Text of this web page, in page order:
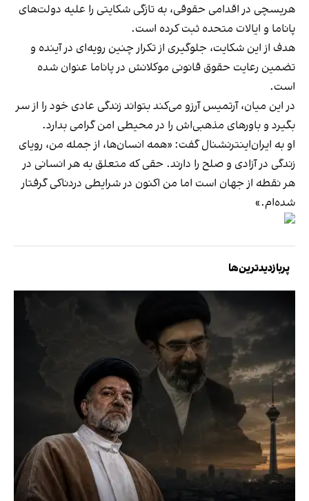
هریسچی در اقدامی حقوقی، به تازگی شکایتی را علیه دولت‌های
پاناما و ایالات متحده ثبت کرده ‌است.
هدف از این شکایت، جلوگیری از تکرار چنین رویه‌ای در آینده و
تضمین رعایت حقوق قانونی موکلانش در پاناما عنوان شده
‌است.
در این میان، آرتمیس آرزو می‌کند بتواند زندگی عادی خود را از سر
بگیرد و باورهای مذهبی‌اش را در محیطی امن گرامی بدارد.
او به ایران‌اینترنشنال گفت: «همه انسان‌ها، از جمله من، رویای
زندگی در آزادی و صلح را دارند. حقی که متعلق به هر انسانی در
هر نقطه از جهان است اما من اکنون در شرایطی دردناکی گرفتار
شده‌ام.»
پربازدیدترین‌ها